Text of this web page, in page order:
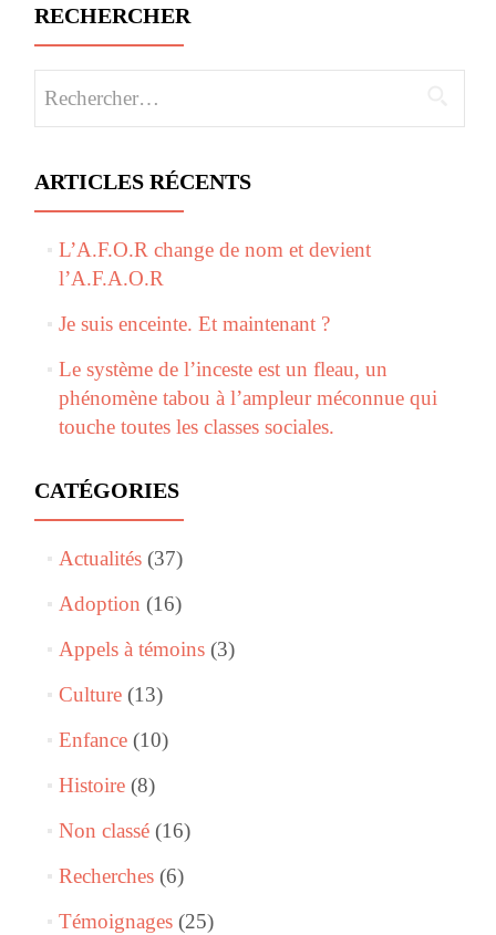
RECHERCHER
ARTICLES RÉCENTS
L’A.F.O.R change de nom et devient
l’A.F.A.O.R
Je suis enceinte. Et maintenant ?
Le système de l’inceste est un fleau, un
phénomène tabou à l’ampleur méconnue qui
touche toutes les classes sociales.
CATÉGORIES
Actualités(37)
Adoption (16)
Appels à témoins(3)
Culture(13)
Enfance(10)
Histoire(8)
Non classé(16)
Recherches(6)
Témoignages(25)